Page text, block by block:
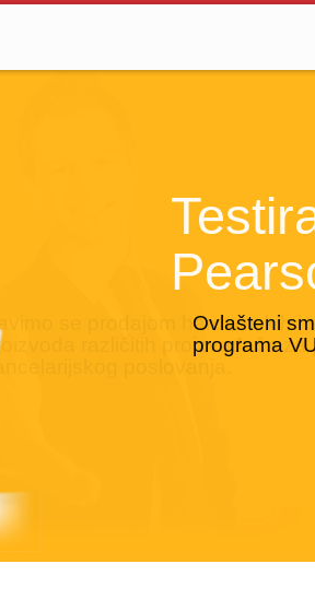
Testiranje iz
PearsonVUE
Bavimo se
proizvoda